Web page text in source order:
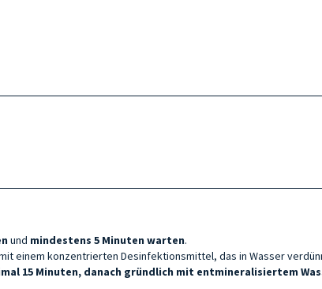
und mindestens 5 Minuten warten.
einem konzentrierten Desinfektionsmittel, das in Wasser
15 Minuten, danach gründlich mit entmineralisiertem